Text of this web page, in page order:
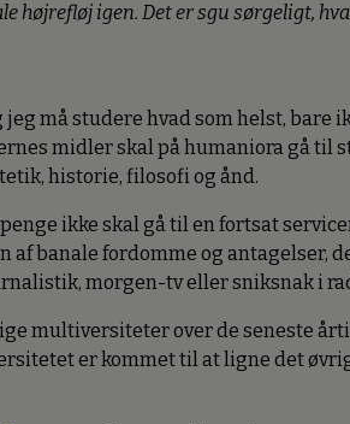
højrefløj igen. Det er sgu sørgeligt,
må studere hvad som helst, bare
midler skal på humaniora gå til
historie, filosofi og ånd.
ikke skal gå til en fortsat
banale fordomme og antagelser,
morgen-tv eller sniksnak i
multiversiteter over de seneste
er kommet til at ligne det